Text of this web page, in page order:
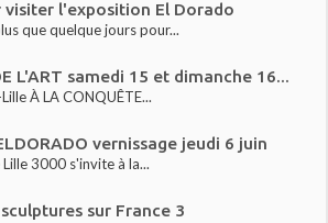
visiter l'exposition El Dorado
que quelque jours pour...
L'ART samedi 15 et dimanche 16...
À LA CONQUÊTE...
vernissage jeudi 6 juin
3000 s'invite à la...
sur France 3